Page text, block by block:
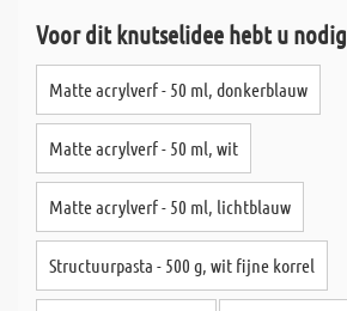
Voor dit knutselidee hebt u nodig
Matte acrylverf - 50 ml, donkerblauw
Matte acrylverf - 50 ml, wit
Matte acrylverf - 50 ml, lichtblauw
Structuurpasta - 500 g, wit fijne korrel